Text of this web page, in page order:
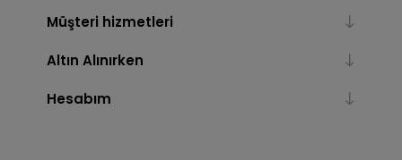
Müşteri hizmetleri
Altın Alınırken
Hesabım